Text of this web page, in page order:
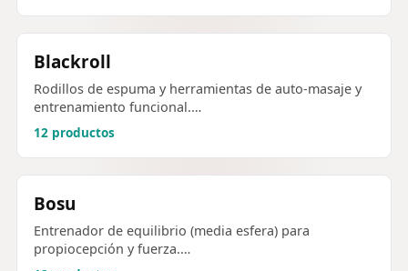
Blackroll
Rodillos de espuma y herramientas de auto-masaje y
entrenamiento funcional.…
12 productos
Bosu
Entrenador de equilibrio (media esfera) para
propiocepción y fuerza.…